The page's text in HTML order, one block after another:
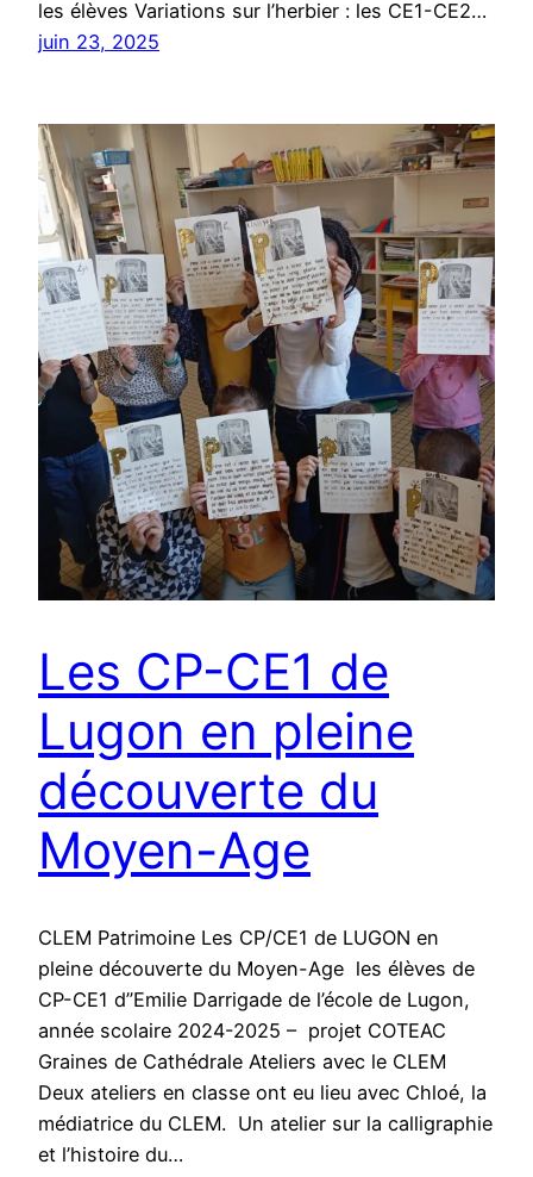
les élèves Variations sur l’herbier : les CE1-CE2…
juin 23, 2025
Les CP-CE1 de
Lugon en pleine
découverte du
Moyen-Age
CLEM Patrimoine Les CP/CE1 de LUGON en
pleine découverte du Moyen-Age les élèves de
CP-CE1 d’’Emilie Darrigade de l’école de Lugon,
année scolaire 2024-2025 – projet COTEAC
Graines de Cathédrale Ateliers avec le CLEM
Deux ateliers en classe ont eu lieu avec Chloé, la
médiatrice du CLEM. Un atelier sur la calligraphie
et l’histoire du…